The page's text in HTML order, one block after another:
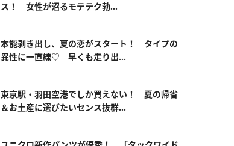
ス！ 女性が沼るモテテク勃...
本能剥き出し、夏の恋がスタート！ タイプの
異性に一直線♡ 早くも走り出...
東京駅・羽田空港でしか買えない！ 夏の帰省
＆お土産に選びたいセンス抜群...